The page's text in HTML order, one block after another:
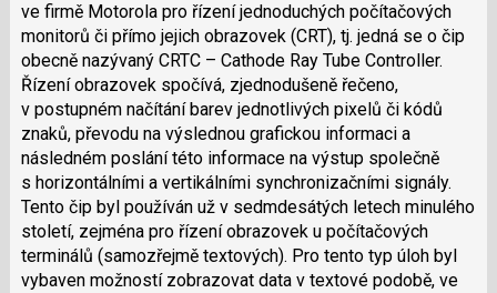
ve firmě Motorola pro řízení jednoduchých počítačových
monitorů či přímo jejich obrazovek (CRT), tj. jedná se o čip
obecně nazývaný CRTC – Cathode Ray Tube Controller.
Řízení obrazovek spočívá, zjednodušeně řečeno,
v postupném načítání barev jednotlivých pixelů či kódů
znaků, převodu na výslednou grafickou informaci a
následném poslání této informace na výstup společně
s horizontálními a vertikálními synchronizačními signály.
Tento čip byl používán už v sedmdesátých letech minulého
století, zejména pro řízení obrazovek u počítačových
terminálů (samozřejmě textových). Pro tento typ úloh byl
vybaven možností zobrazovat data v textové podobě, ve